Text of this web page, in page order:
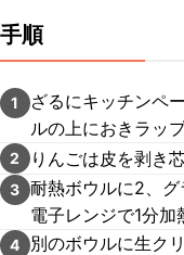
手順
1
ざるにキッチンペ
ルの上におきラッ
2 りんごは皮を剥き
3 耐熱ボウルに2、
電子レンジで1分加
4
別のボウルに生ク